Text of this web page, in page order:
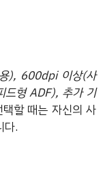
), 600dpi 이상(사
드형 ADF), 추가 기
할 때는 자신의 사
다.